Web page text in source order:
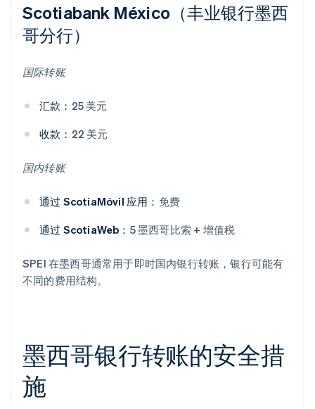
Scotiabank México（丰业银行墨西
哥分行）
国际转账
汇款： 25 美元
收款： 22 美元
国内转账
通过 ScotiaMóvil 应用： 免费
通过 ScotiaWeb： 5 墨西哥比索 + 增值税
SPEI 在墨西哥通常用于即时国内银行转账，银行可能有
不同的费用结构。
墨西哥银行转账的安全措
施